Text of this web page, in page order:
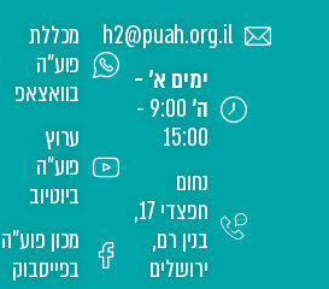
h2@puah.org.il
ימים א' -
ה'
9:00 -
15:00
נחום
חפצדי 17,
בנין רם,
ירושלים
מכללת
פוע"ה
בוואצאפ
ערוץ
פוע"ה
ביוטיוב
מכון פוע"ה
בפייסבוק